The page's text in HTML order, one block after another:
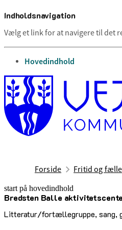
Indholdsnavigation
Vælg et link for at navigere til det
gå til
Hovedindhold
Forside Fritid og
start på hovedindhold
Bredsten Balle
Litteratur/fortællegruppe, sang,
senest opdateret 2. juli 2026